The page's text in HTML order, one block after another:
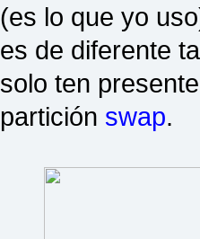
(es lo que yo
es de diferente
solo ten
partición swap.